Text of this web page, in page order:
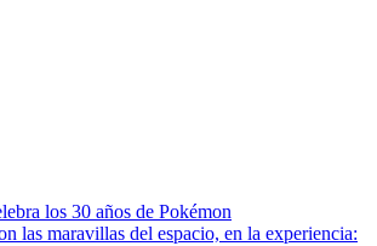
los 30 años de Pokémon
las maravillas del espacio, en la experiencia: